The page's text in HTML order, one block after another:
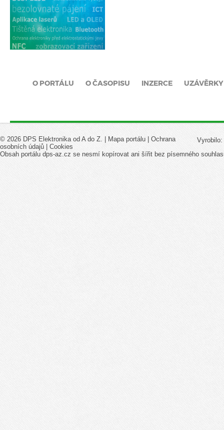
O PORTÁLU O ČASOPISU INZERCE UZÁVĚRKY
Vyrobilo:
© 2026 DPS Elektronika od A do Z. | Mapa portálu | Ochrana
osobních údajů | Cookies
Obsah portálu dps-az.cz se nesmí kopírovat ani šířit bez písemného